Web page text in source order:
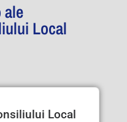
ale
Local
Local